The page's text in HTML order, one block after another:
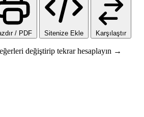
/ PDF Sitenize Ekle Karşılaştır
değiştirip tekrar hesaplayın →